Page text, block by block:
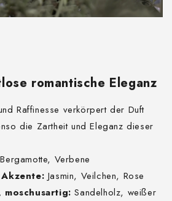
romantische Eleganz
Raffinesse verkörpert der Duft
die Zartheit und Eleganz dieser
Bergamotte, Verbene
Jasmin, Veilchen, Rose
Sandelholz, weißer